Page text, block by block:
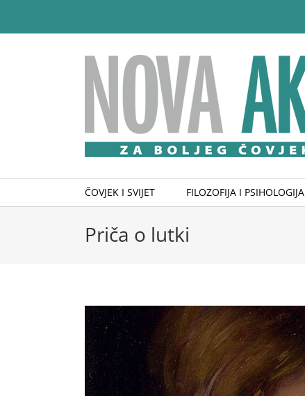
content
ČOVJEK I SVIJET FILOZOFIJA I PSIHOLOGIJA
Priča o lutki